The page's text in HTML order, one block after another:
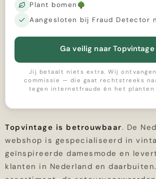
Plant bomen
Aangesloten bij Fraud Detector
Ga veilig naar Topvintage
Jij betaalt niets extra. Wij
commissie — die gaat rechtstreeks
tegen internetfraude én het planten
Topvintage is betrouwbaar. De
webshop is gespecialiseerd in
geïnspireerde damesmode en
klanten in Nederland en